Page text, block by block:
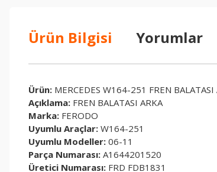
Ürün Bilgisi Yorumlar
Ürün: MERCEDES W164-251 FREN
Açıklama: FREN BALATASI ARKA
Marka: FERODO
Uyumlu Araçlar: W164-251
Uyumlu Modeller: 06-11
Parça Numarası: A1644201520
Üretici Numarası: FRD FDB1831